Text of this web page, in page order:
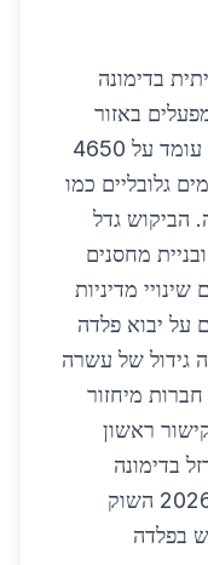
בדימונה
באזור
התעשייה. מחיר פלדה תעשייתית עומד על 4650
גלובליים כמו
הביקוש גדל
מחסנים
שינויי מדיניות
על יבוא פלדה
לשנת 2026 צופה גידול של עשרה
מיחזור
ראשון
בדימונה
וקישור שלישי לצרו קשר. בשנת 2026 השוק
בפלדה